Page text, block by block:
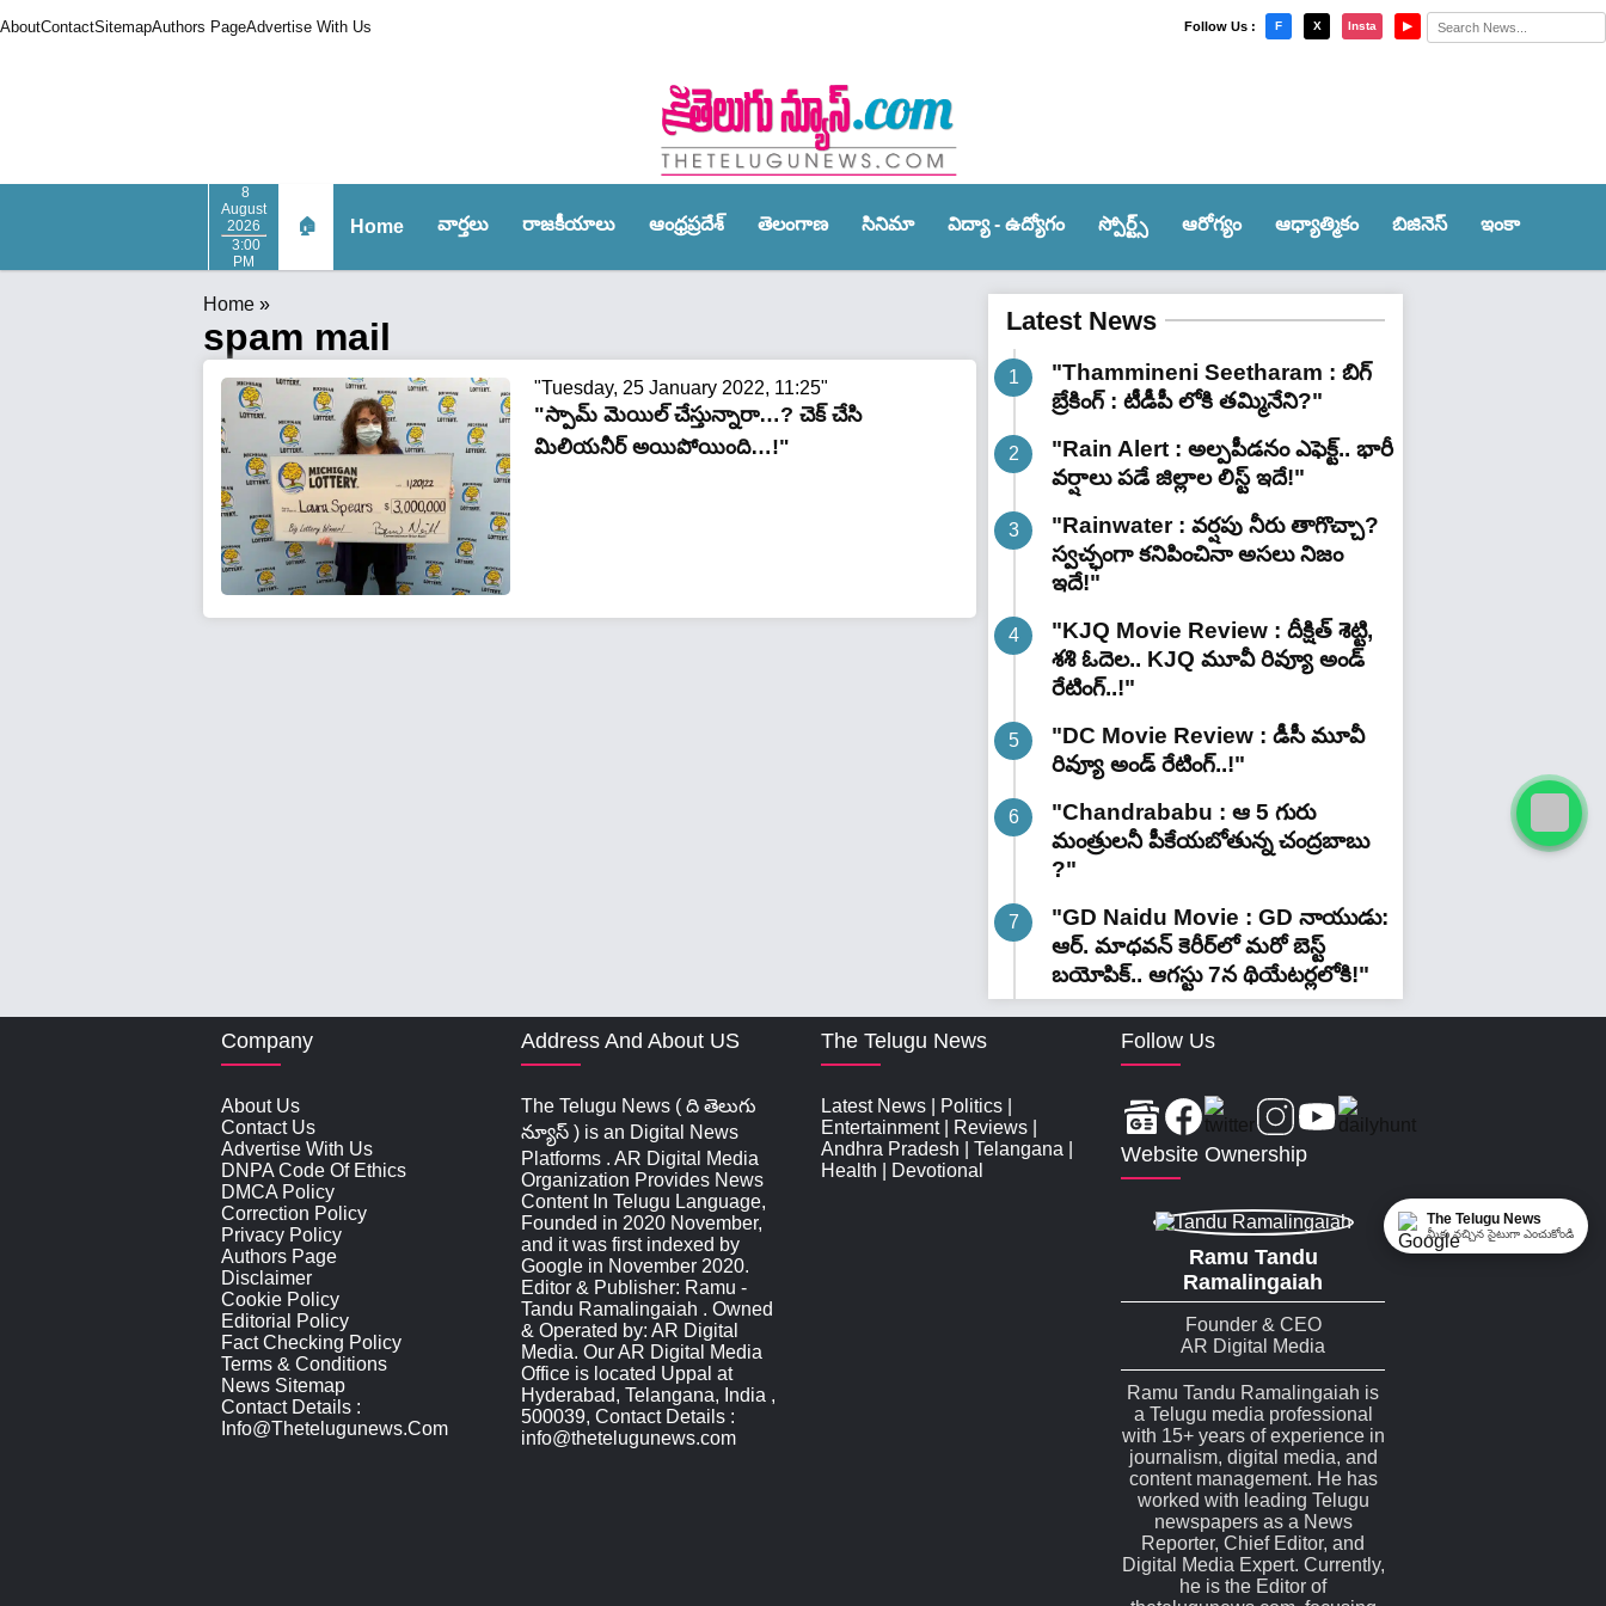
AboutContactSitemapAuthors PageAdvertise With Us Follow Us : F X Insta ▶
8
August
2026
3:00
PM
🏠 Home వార్త‌లు రాజ‌కీయాలు ఆంధ్ర‌ప్ర‌దేశ్‌ తెలంగాణ‌ సినిమా విద్యా - ఉద్యోగం స్పోర్ట్స్‌ ఆరోగ్యం ఆధ్యాత్మికం బిజినెస్ ఇంకా
×
Home »
spam mail
"Tuesday, 25 January 2022, 11:25"
"స్పామ్ మెయిల్ చేస్తున్నారా…? చెక్ చేసి
మిలియనీర్ అయిపోయింది…!"
Latest News
"Thammineni Seetharam : బిగ్
బ్రేకింగ్ : టీడీపీ లోకి తమ్మినేని?"
"Rain Alert : అల్పపీడనం ఎఫెక్ట్.. భారీ
వర్షాలు పడే జిల్లాల లిస్ట్ ఇదే!"
"Rainwater : వర్షపు నీరు తాగొచ్చా?
స్వచ్ఛంగా కనిపించినా అసలు నిజం
ఇదే!"
"KJQ Movie Review : దీక్షిత్ శెట్టి,
శశి ఓదెల.. KJQ మూవీ రివ్యూ అండ్
రేటింగ్‌..!"
"DC Movie Review : డీసీ మూవీ
రివ్యూ అండ్ రేటింగ్‌..!"
"Chandrababu : ఆ 5 గురు
మంత్రులనీ పీకేయబోతున్న చంద్రబాబు
?"
"GD Naidu Movie : GD నాయుడు:
ఆర్. మాధవన్‌ కెరీర్‌లో మరో బెస్ట్
బయోపిక్.. ఆగస్టు 7న థియేటర్లలోకి!"
Company
About Us
Contact Us
Advertise With Us
DNPA Code Of Ethics
DMCA Policy
Correction Policy
Privacy Policy
Authors Page
Disclaimer
Cookie Policy
Editorial Policy
Fact Checking Policy
Terms & Conditions
News Sitemap
Contact Details :
Info@thetelugunews.com
Address And About US
The Telugu News ( ది తెలుగు
న్యూస్‌ ) is an Digital News
Platforms . AR Digital Media
Organization Provides News
Content In Telugu Language,
Founded in 2020 November,
and it was first indexed by
Google in November 2020.
Editor & Publisher: Ramu -
Tandu Ramalingaiah . Owned
& Operated by: AR Digital
Media. Our AR Digital Media
Office is located Uppal at
Hyderabad, Telangana, India ,
500039, Contact Details :
info@thetelugunews.com
The Telugu News
Latest News Politics
Entertainment| Reviews
Andhra Pradesh
Telangana
Health
Devotional
Follow Us
Website Ownership
Ramu Tandu
Ramalingaiah
Founder & CEO
AR Digital Media
Ramu Tandu Ramalingaiah is
a Telugu media professional
with 15+ years of experience in
journalism, digital media, and
content management. He has
worked with leading Telugu
newspapers as a News
Reporter, Chief Editor, and
Digital Media Expert. Currently,
he is the Editor of
The Telugu News
మీకు నచ్చిన సైటుగా ఎంచుకోండి